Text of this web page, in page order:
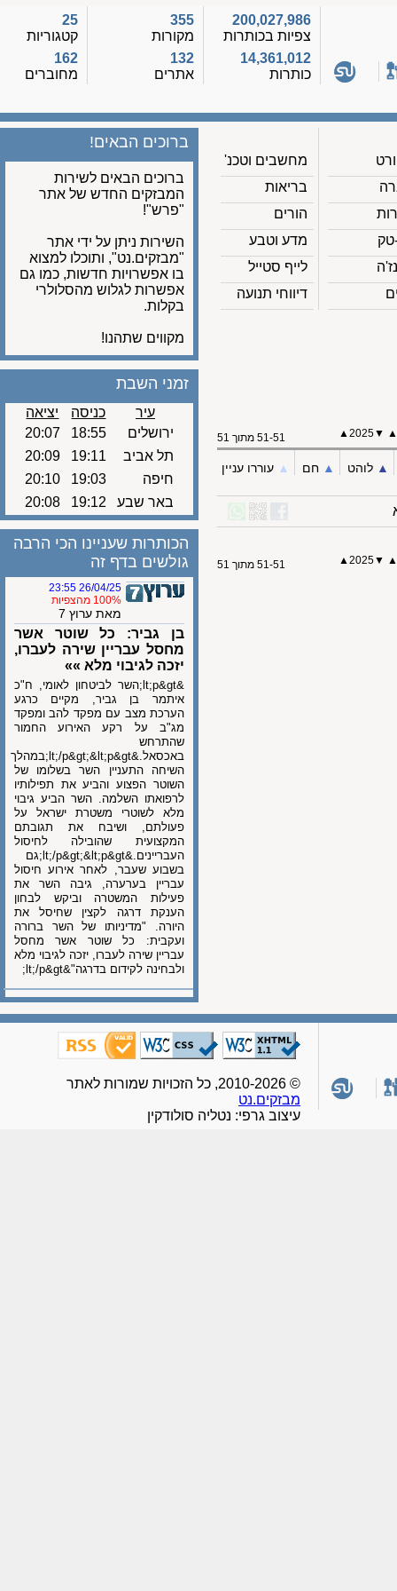
200,027,986
צפיות בכותרות
14,361,012
כותרות
355
מקורות
132
אתרים
קטגוריות
162
מחוברים
מחשבים וטכנ'
בריאות
הורים
מדע וטבע
לייף סטייל
דיווחי תנועה
ברוכים הבאים!
ברוכים הבאים לשירות
המבזקים החדש של אתר
"פרש"!
השירות ניתן על ידי אתר
"מבזקים.נט", ותוכלו למצוא
בו אפשרויות חדשות, כמו גם
אפשרות לגלוש מהסלולרי
בקלות.
מקווים שתהנו!
2025
▲ 51-51 מתוך 51
לוהט ▲︎ חם ▲︎ עוררו עניין
2025
▲ 51-51 מתוך 51
זמני השבת
עיר כניסה
יציאה
ירושלים
18:55
20:07
תל אביב
19:11
20:09
חיפה
19:03
20:10
באר שבע
19:12
20:08
הכותרות שעניינו הכי הרבה
גולשים בדף זה
26/04/25 23:55
100% מהצפיות
מאת ערוץ 7
בן גביר: כל שוטר אשר
מחסל עבריין שירה לעברו,
יזכה לגיבוי מלא »»
&lt;p&gt;השר לביטחון לאומי, ח"כ
איתמר בן גביר, מקיים כרגע
הערכת מצב עם מפקד להב ומפקד
מג"ב על רקע האירוע החמור
שהתרחש
באכסאל.&lt;/p&gt;&lt;p&gt;במהלך
השיחה התעניין השר בשלומו של
השוטר הפצוע והביע את תפילותיו
לרפואתו השלמה. השר הביע גיבוי
מלא לשוטרי משטרת ישראל על
פעולתם, ושיבח את תגובתם
המקצועית שהובילה לחיסול
העבריינים.&lt;/p&gt;&lt;p&gt;גם
בשבוע שעבר, לאחר אירוע חיסול
עבריין בערערה, גיבה השר את
פעילות המשטרה וביקש לבחון
הענקת דרגה לקצין שחיסל את
היורה. "מדיניותו של השר ברורה
ועקבית: כל שוטר אשר מחסל
עבריין שירה לעברו, יזכה לגיבוי מלא
ולבחינה לקידום בדרגה"&lt;/p&gt;
מבזקים.נט
עיצוב גרפי: נטליה סולודקין